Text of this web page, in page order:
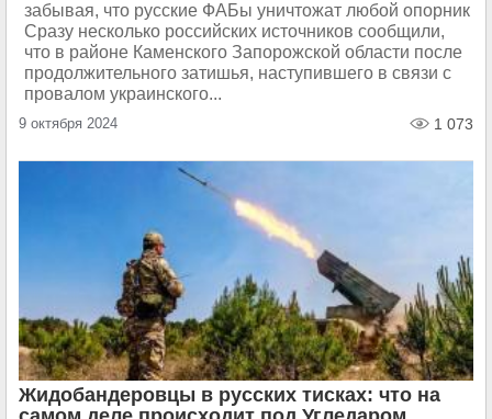
забывая, что русские ФАБы уничтожат любой опорник
Сразу несколько российских источников сообщили,
что в районе Каменского Запорожской области после
продолжительного затишья, наступившего в связи с
провалом украинского...
9 октября 2024 1 073
Жидобандеровцы в русских тисках: что на